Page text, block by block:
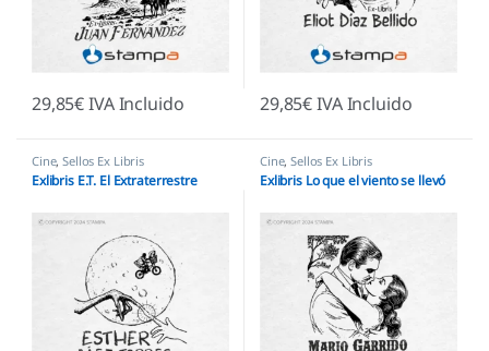
29,85€IVA Incluido 29,85€IVA Incluido
Cine,Sellos Ex Libris
Exlibris E.T. El Extraterrestre
Cine,Sellos Ex Libris
Exlibris Lo que el viento se llevó